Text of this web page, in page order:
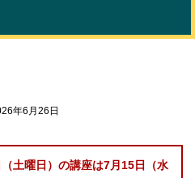
年6月26日
土曜日）の講座は7月15日（水